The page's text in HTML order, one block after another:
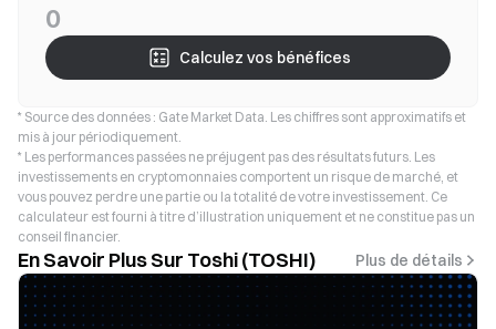
0
Calculez vos bénéfices
* Source des données : Gate Market Data. Les chiffres sont approximatifs et
mis à jour périodiquement.
* Les performances passées ne préjugent pas des résultats futurs. Les
investissements en cryptomonnaies comportent un risque de marché, et
vous pouvez perdre une partie ou la totalité de votre investissement. Ce
calculateur est fourni à titre d’illustration uniquement et ne constitue pas un
conseil financier.
En Savoir Plus Sur Toshi (TOSHI) Plus de détails